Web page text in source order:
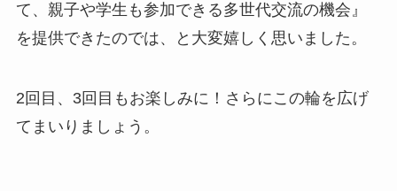
て、親子や学生も参加できる多世代交流の機会』
を提供できたのでは、と大変嬉しく思いました。
2回目、3回目もお楽しみに！さらにこの輪を広げ
てまいりましょう。